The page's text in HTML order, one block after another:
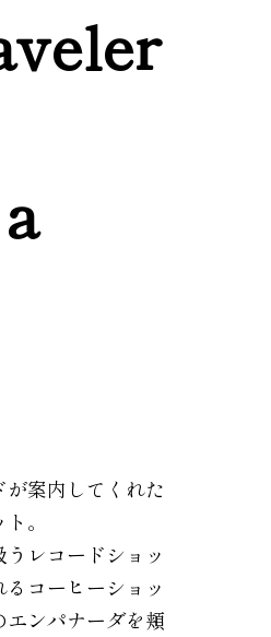
案内してくれた
。
レコードショッ
コーヒーショッ
ンパナーダを頬